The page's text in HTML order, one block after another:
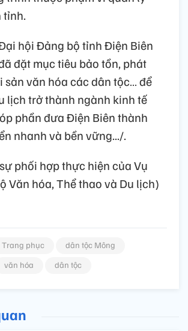
tỉnh.
hội Đảng bộ tỉnh Điện Biên
đặt mục tiêu bảo tồn, phát
sản văn hóa các dân tộc… để
lịch trở thành ngành kinh tế
phần đưa Điện Biên thành
nhanh và bền vững.../.
phối hợp thực hiện của Vụ
Văn hóa, Thể thao và Du lịch)
Trang phục
dân tộc Mông
văn hóa dân tộc